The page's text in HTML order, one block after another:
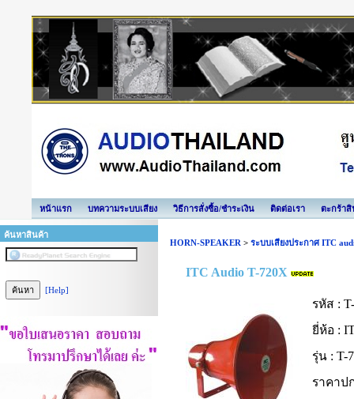
หน้าแรก บทความระบบเสียง วิธีการสั่งซื้อ/ชำระเงิน ติดต่อเรา ตะกร้าสิ
ค้นหาสินค้า
[Help]
HORN-SPEAKER > ระบบเสียงประกาศ ITC
ITC Audio T-720X
รหัส :
ยี่ห้อ :
รุ่น : T-
ราคาป